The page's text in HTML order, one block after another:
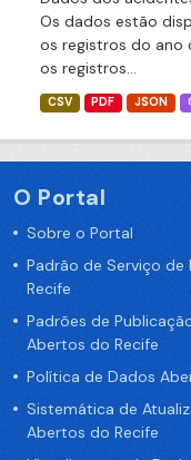
Os dados estão
os registros do ano
os registros...
CSV PDF JSON
O Portal
Sobre o Portal
Padrão de Serviço
Recife
Padrões de
Abertos do Recife
Política de Dados
Sistemática de
Abertos do Recife